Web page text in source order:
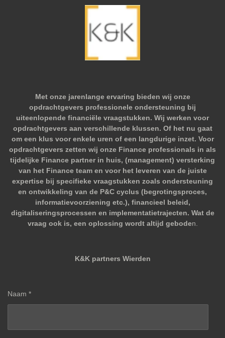
Met onze jarenlange ervaring bieden wij onze
opdrachtgevers professionele ondersteuning bij
uiteenlopende financiële vraagstukken. Wij werken voor
opdrachtgevers aan verschillende klussen. Of het nu gaat
om een klus voor enkele uren of een langdurige inzet. Voor
opdrachtgevers zetten wij onze Finance professionals in als
tijdelijke Finance partner in huis, (management) versterking
van het Finance team en voor het leveren van de juiste
expertise bij specifieke vraagstukken zoals ondersteuning
en ontwikkeling van de P&C cyclus (begrotingsproces,
informatievoorziening etc.), financieel beleid,
digitaliseringsprocessen en implementatietrajecten. Wat de
vraag ook is, een oplossing wordt altijd geboden.
K&K partners Wierden
Naam *